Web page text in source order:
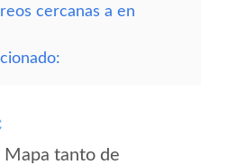
cercanas a en
Mapa tanto de